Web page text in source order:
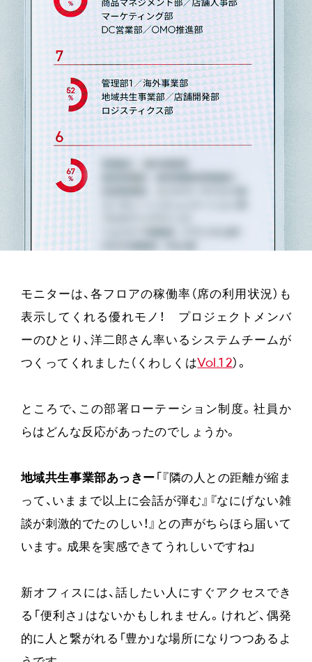
モニターは、各フロアの稼働率（席の利用状況）も
表示してくれる優れモノ！ プロジェクトメンバ
ーのひとり、洋二郎さん率いるシステムチームが
つくってくれました（くわしくはVol.12）。
ところで、この部署ローテーション制度。社員か
らはどんな反応があったのでしょうか。
地域共生事業部あっきー 「『隣の人との距離が縮ま
って、いままで以上に会話が弾む』『なにげない雑
談が刺激的でたのしい！』との声がちらほら届いて
います。成果を実感できてうれしいですね」
新オフィスには、話したい人にすぐアクセスでき
る「便利さ」はないかもしれません。けれど、偶発
的に人と繋がれる「豊か」な場所になりつつあるよ